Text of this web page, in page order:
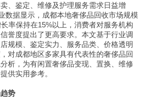
、鉴定、维修及护理服务需求日益增
数据显示，成都本地奢侈品回收市场规模
率保持在15%以上，消费者对服务机构
誉度提出了更高要求。本文基于行业调
规模、鉴定实力、服务品类、价格透明
对成都地区多家具有代表性的奢侈品回
析，为有闲置奢侈品变现、置换、维修
供实用参考。
势